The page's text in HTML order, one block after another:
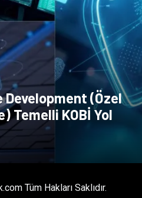
(Özel
Temelli KOBİ Yol
Tüm Hakları Saklıdır.